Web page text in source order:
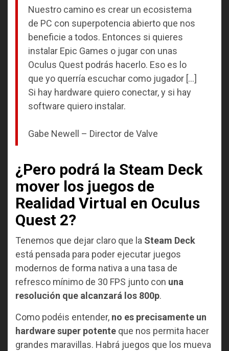
Nuestro camino es crear un ecosistema
de PC con superpotencia abierto que nos
beneficie a todos. Entonces si quieres
instalar Epic Games o jugar con unas
Oculus Quest podrás hacerlo. Eso es lo
que yo querría escuchar como jugador […]
Si hay hardware quiero conectar, y si hay
software quiero instalar.
Gabe Newell – Director de Valve
¿Pero podrá la Steam Deck
mover los juegos de
Realidad Virtual en Oculus
Quest 2?
Tenemos que dejar claro que la Steam Deck
está pensada para poder ejecutar juegos
modernos de forma nativa a una tasa de
refresco mínimo de 30 FPS junto con una
resolución que alcanzará los 800p.
Como podéis entender, no es precisamente un
hardware super potente que nos permita hacer
grandes maravillas. Habrá juegos que los mueva